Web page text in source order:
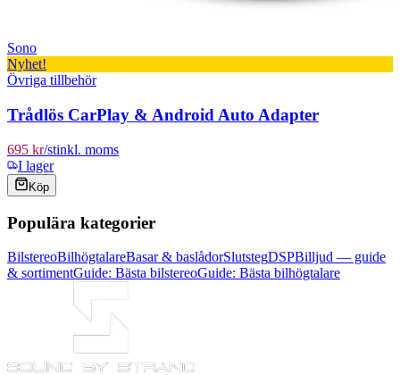
Sono
Nyhet!
Övriga tillbehör
Trådlös CarPlay & Android Auto Adapter
695 kr/stinkl. moms
I lager
Köp
Populära kategorier
BilstereoBilhögtalareBasar & baslådorSlutstegDSPBilljud — guide
& sortimentGuide: Bästa bilstereoGuide: Bästa bilhögtalare